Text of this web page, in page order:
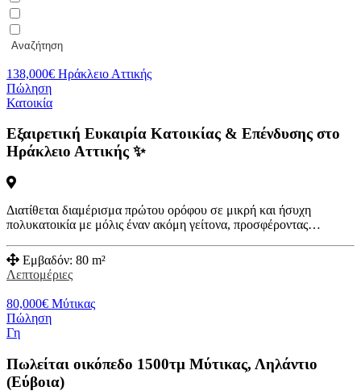
Αναζήτηση
138,000€ Ηράκλειο Αττικής
Πώληση
Κατοικία
Εξαιρετική Ευκαιρία Κατοικίας & Επένδυσης στο
Ηράκλειο Αττικής ✨
Διατίθεται διαμέρισμα πρώτου ορόφου σε μικρή και ήσυχη
πολυκατοικία με μόλις έναν ακόμη γείτονα, προσφέροντας…
Εμβαδόν: 80 m²
Λεπτομέριες
80,000€ Μύτικας
Πώληση
Γη
Πωλείται οικόπεδο 1500τμ Μύτικας, Ληλάντιο
(Εύβοια)